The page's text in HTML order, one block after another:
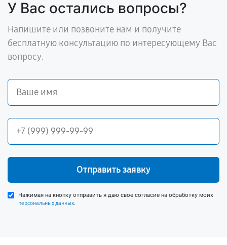
У Вас остались вопросы?
Напишите или позвоните нам и получите
бесплатную консультацию по интересующему Вас
вопросу.
Отправить заявку
Нажимая на кнопку отправить я даю свое согласие на обработку моих
персональных данных.